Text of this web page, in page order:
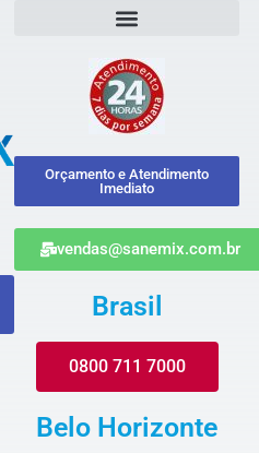
Orçamento e Atendimento
Imediato
vendas@sanemix.com.br
Brasil
0800 711 7000
Belo Horizonte